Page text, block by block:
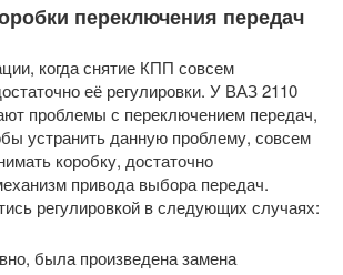
переключения передач
когда снятие КПП совсем
её регулировки. У ВАЗ 2110
проблемы с переключением передач,
устранить данную проблему, совсем
коробку, достаточно
привода выбора передач.
регулировкой в следующих случаях:
была произведена замена